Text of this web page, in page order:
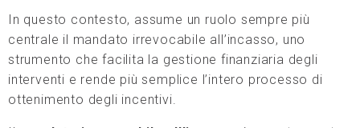
In questo contesto, assume un ruolo sempre più
centrale il mandato irrevocabile all’incasso, uno
strumento che facilita la gestione finanziaria degli
interventi e rende più semplice l’intero processo di
ottenimento degli incentivi.